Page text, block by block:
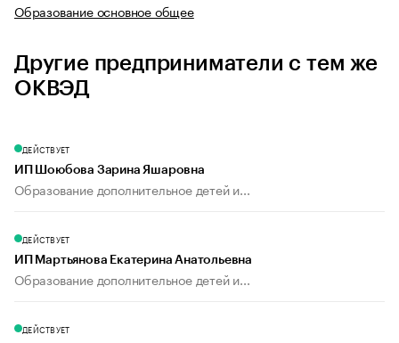
Образование основное общее
Другие предприниматели с тем же
ОКВЭД
ДЕЙСТВУЕТ
ИП Шоюбова Зарина Яшаровна
Образование дополнительное детей и...
ДЕЙСТВУЕТ
ИП Мартьянова Екатерина Анатольевна
Образование дополнительное детей и...
ДЕЙСТВУЕТ